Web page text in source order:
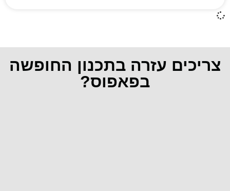
צריכים עזרה בתכנון החופשה
בפאפוס?